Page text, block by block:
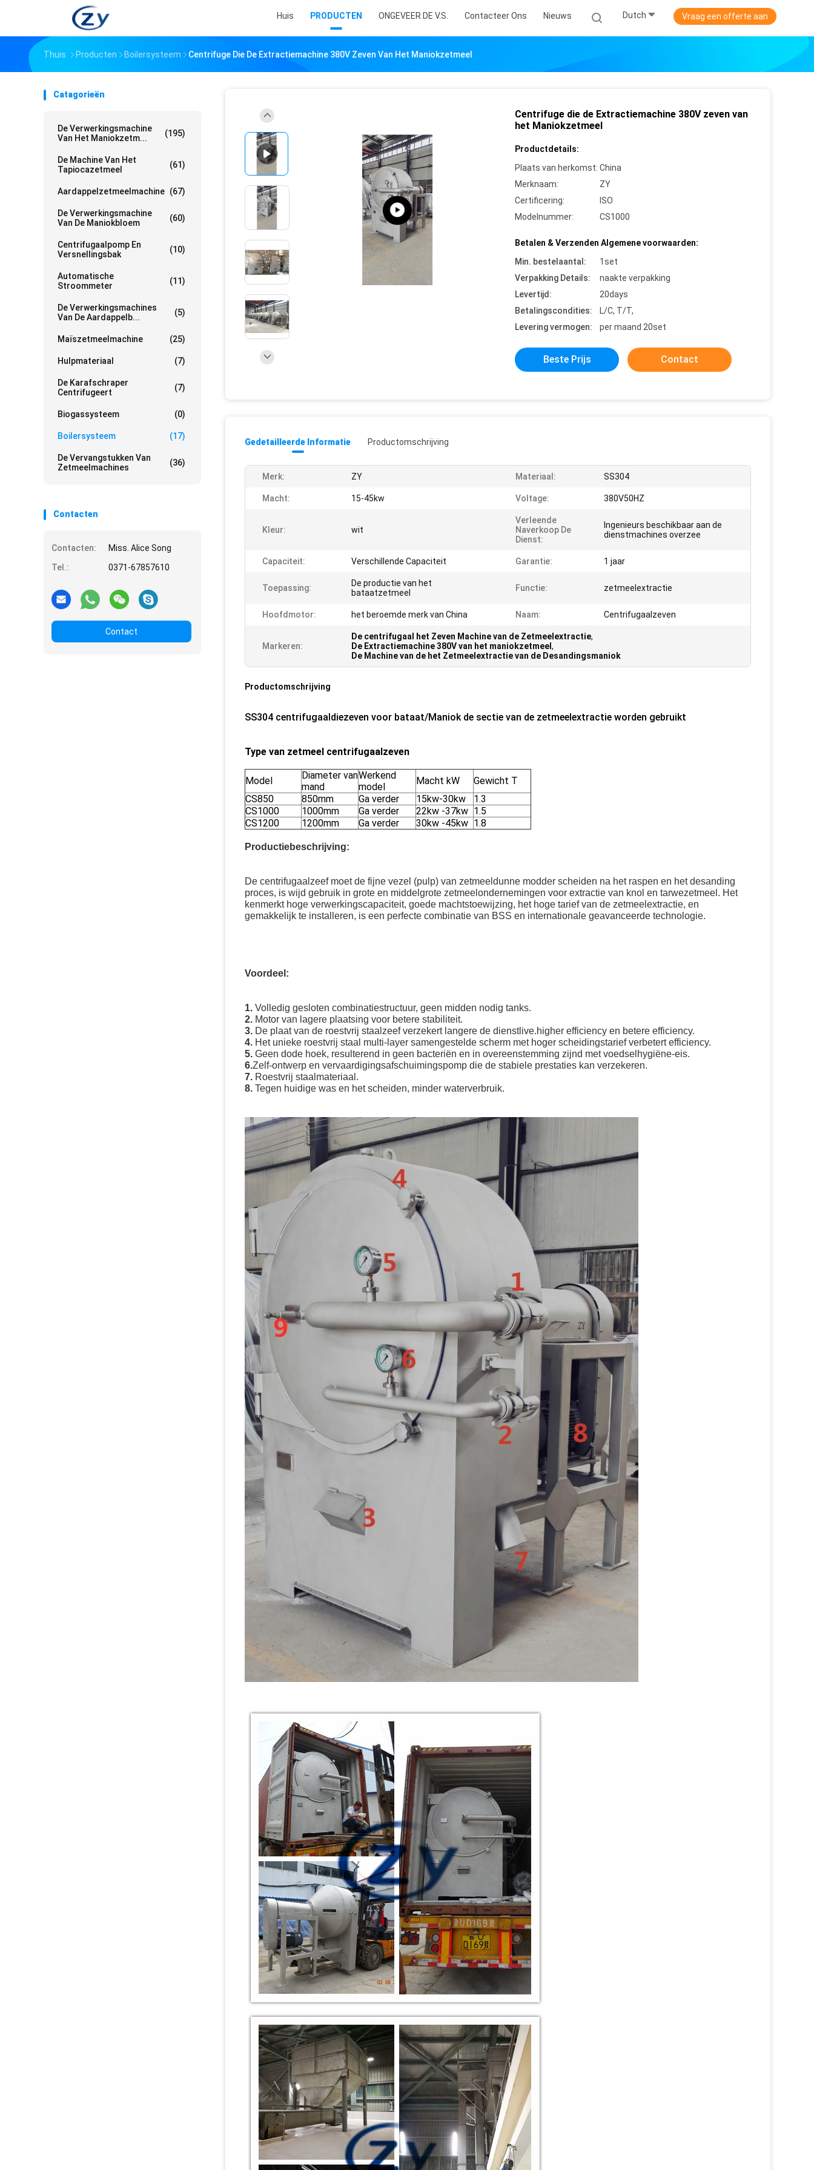
Huis PRODUCTEN ONGEVEER DE V.S. Contacteer Ons Nieuws Dutch Vraag een offerte aan
Thuis Producten Boilersysteem Centrifuge Die De Extractiemachine 380V Zeven Van Het Maniokzetmeel
Catagorieën
De Verwerkingsmachine
Van Het Maniokzetm...
(195)
De Machine Van Het
Tapiocazetmeel
(61)
Aardappelzetmeelmachine (67)
De Verwerkingsmachine
Van De Maniokbloem
(60)
Centrifugaalpomp En
Versnellingsbak
(10)
Automatische
Stroommeter
(11)
De Verwerkingsmachines
Van De Aardappelb...
(5)
Maïszetmeelmachine (25)
Hulpmateriaal (7)
De Karafschraper
Centrifugeert
(7)
Biogassysteem (0)
Boilersysteem (17)
De Vervangstukken Van
Zetmeelmachines
(36)
Contacten
Contacten:
Miss. Alice Song
Tel.:
0371-67857610
Contact
Centrifuge die de Extractiemachine 380V zeven van
het Maniokzetmeel
Productdetails:
Plaats van herkomst: China
Merknaam:
ZY
Certificering:
ISO
Modelnummer:
CS1000
Betalen & Verzenden Algemene voorwaarden:
Min. bestelaantal:
1set
Verpakking Details:
naakte verpakking
Levertijd:
20days
Betalingscondities:
L/C, T/T,
Levering vermogen:
per maand 20set
Beste Prijs Contact
Gedetailleerde Informatie Productomschrijving
Merk: ZY Materiaal: SS304
Macht: 15-45kw Voltage: 380V50HZ
Kleur: wit
Verleende
Naverkoop De
Dienst:
Ingenieurs beschikbaar aan de
dienstmachines overzee
Capaciteit: Verschillende Capaciteit Garantie: 1 jaar
Toepassing:
De productie van het
bataatzetmeel
Functie: zetmeelextractie
Hoofdmotor: het beroemde merk van China Naam: Centrifugaalzeven
Markeren:
De centrifugaal het Zeven Machine van de Zetmeelextractie,
De Extractiemachine 380V van het maniokzetmeel ,
De Machine van de het Zetmeelextractie van de Desandingsmaniok
Productomschrijving
SS304 centrifugaaldiezeven voor bataat/Maniok de sectie van de zetmeelextractie worden gebruikt
Type van zetmeel centrifugaalzeven
Model
Diameter van
mand
Werkend
model
Macht kW
Gewicht T
CS850
850mm Ga verder 15kw-30kw
1.3
CS1000
1000mm Ga verder 22kw -37kw 1.5
CS1200
1200mm Ga verder 30kw -45kw 1.8
Productiebeschrijving:
De centrifugaalzeef moet de fijne vezel (pulp) van zetmeeldunne modder scheiden na het raspen en het desanding
proces, is wijd gebruik in grote en middelgrote zetmeelondernemingen voor extractie van knol en tarwezetmeel. Het
kenmerkt hoge verwerkingscapaciteit, goede machtstoewijzing, het hoge tarief van de zetmeelextractie, en
gemakkelijk te installeren, is een perfecte combinatie van BSS en internationale geavanceerde technologie.
Voordeel:
1. Volledig gesloten combinatiestructuur, geen midden nodig tanks.
2. Motor van lagere plaatsing voor betere stabiliteit.
3. De plaat van de roestvrij staalzeef verzekert langere de dienstlive.higher efficiency en betere efficiency.
4. Het unieke roestvrij staal multi-layer samengestelde scherm met hoger scheidingstarief verbetert efficiency.
5. Geen dode hoek, resulterend in geen bacteriën en in overeenstemming zijnd met voedselhygiëne-eis.
6.Zelf-ontwerp en vervaardigingsafschuimingspomp die de stabiele prestaties kan verzekeren.
7. Roestvrij staalmateriaal.
8. Tegen huidige was en het scheiden, minder waterverbruik.